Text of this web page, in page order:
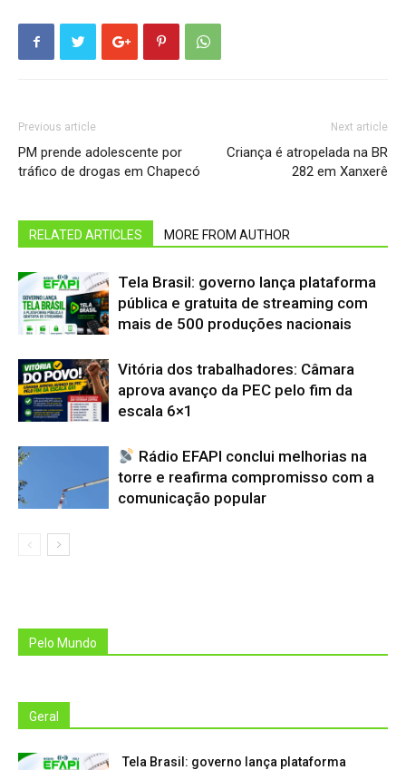
Previous article
PM prende adolescente por
tráfico de drogas em Chapecó
Next article
Criança é atropelada na BR
282 em Xanxerê
RELATED ARTICLES MORE FROM AUTHOR
Tela Brasil: governo lança plataforma
pública e gratuita de streaming com
mais de 500 produções nacionais
Vitória dos trabalhadores: Câmara
aprova avanço da PEC pelo fim da
escala 6×1
Rádio EFAPI conclui melhorias na
torre e reafirma compromisso com a
comunicação popular
Pelo Mundo
Geral
Tela Brasil: governo lança plataforma